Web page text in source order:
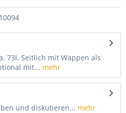
73l. Seitlich mit Wappen als
mit... mehr
und diskutieren... mehr